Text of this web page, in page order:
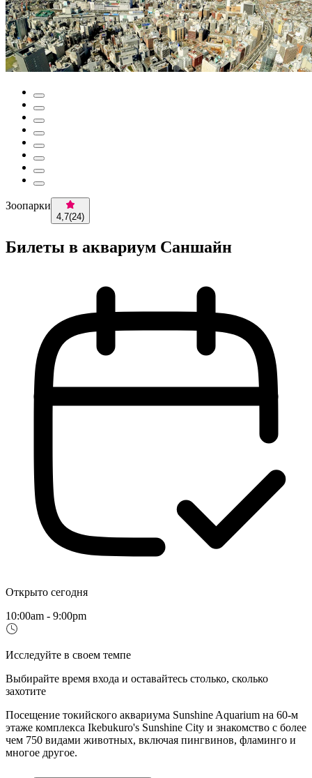
Зоопарки
4,7(24)
Билеты в аквариум Саншайн
Открыто сегодня
10:00am - 9:00pm
Исследуйте в своем темпе
Выбирайте время входа и оставайтесь столько, сколько
захотите
Посещение токийского аквариума Sunshine Aquarium на 60-м
этаже комплекса Ikebukuro's Sunshine City и знакомство с более
чем 750 видами животных, включая пингвинов, фламинго и
многое другое.